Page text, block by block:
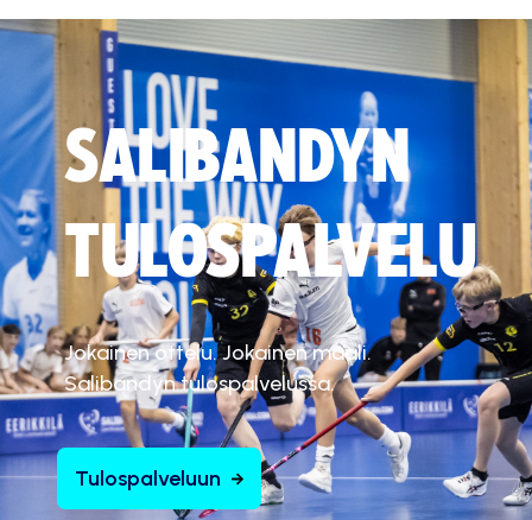
SALIBANDYN
TULOSPALVELU
Jokainen ottelu. Jokainen maali.
Salibandyn tulospalvelussa.
Tulospalveluun